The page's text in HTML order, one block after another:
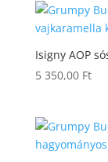
Isigny AOP
5 350,00 Ft